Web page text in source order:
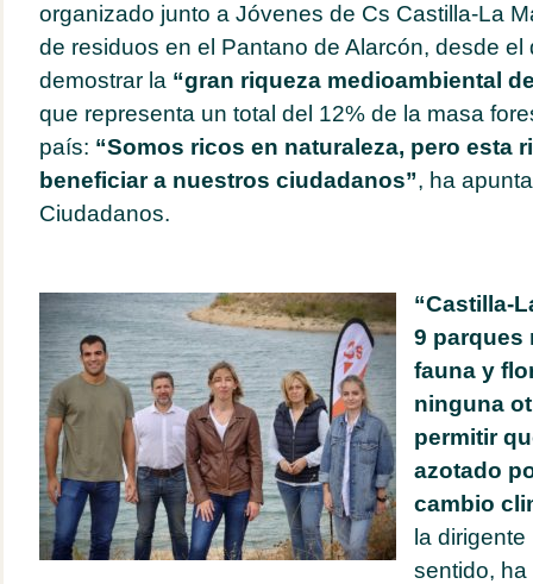
organizado junto a Jóvenes de Cs Castilla-La
de residuos en el Pantano de Alarcón, desde el
demostrar la “gran riqueza medioambiental
que representa un total del 12% de la masa
país: “Somos ricos en naturaleza, pero esta
beneficiar a nuestros ciudadanos”, ha
Ciudadanos.
“Castilla-
9 parques
fauna y
ninguna
permitir
azotado
cambio
la
sentido,